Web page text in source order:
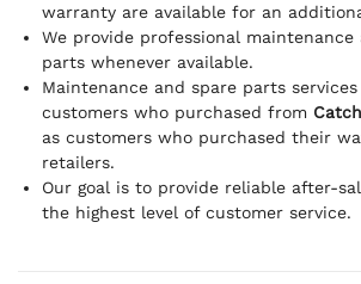
warranty are available for an
We provide professional maintenance
parts whenever available.
Maintenance and spare parts
customers who purchased from
as customers who purchased their
retailers.
Our goal is to provide reliable after-
the highest level of customer service.